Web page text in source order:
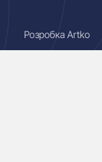
Розробка Artko